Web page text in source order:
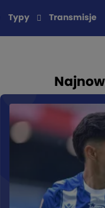
Typy Transmisje